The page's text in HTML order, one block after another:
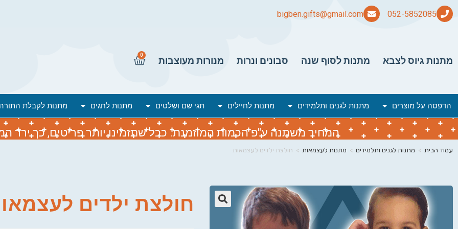
bigben.gifts@gmail.com
מתנות גיוס לצבא מתנות לסוף שנה סבונים ונרות מנורות מעוצבות
0
הדפסה על מוצרים מתנות לגנים ותלמידים מתנות לחיילים תגי שם ושלטים מתנות לחגים מתנות לקבלת
המחיר משתנה ע"פ הכמות המוזמנת. ככל שתזמינו יותר פריטים, כך ירד
עמוד הבית > מתנות לגנים ותלמידים > מתנות לעצמאות > חולצת ילדים לעצמאות
חולצת ילדים